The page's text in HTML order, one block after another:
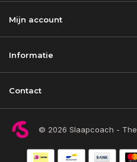
Mijn account
Informatie
Contact
© 2026 Slaapcoach -